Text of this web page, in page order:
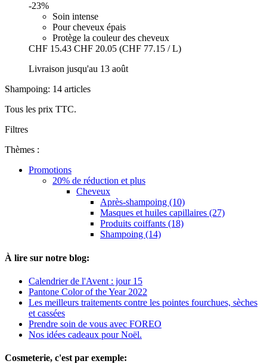
-23%
Soin intense
Pour cheveux épais
Protège la couleur des cheveux
CHF 15.43 CHF 20.05 (CHF 77.15 / L)
Livraison jusqu'au 13 août
Shampoing: 14 articles
Tous les prix TTC.
Filtres
Thèmes :
Promotions
20% de réduction et plus
Cheveux
Après-shampoing (10)
Masques et huiles capillaires (27)
Produits coiffants (18)
Shampoing (14)
À lire sur notre blog:
Calendrier de l'Avent : jour 15
Pantone Color of the Year 2022
Les meilleurs traitements contre les pointes fourchues, sèches
et cassées
Prendre soin de vous avec FOREO
Nos idées cadeaux pour Noël.
Cosmeterie, c'est par exemple: